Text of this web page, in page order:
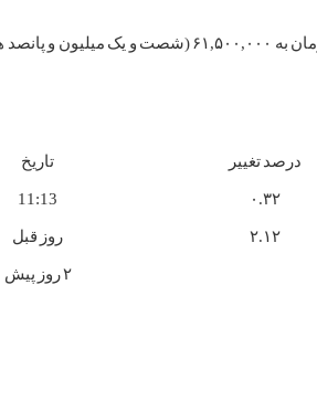
نیم سکه امروز با افزایش ۰.۳۲ درصدی، از ۶۱,۳۰۰,۰۰۰ (شصت و یک میلیون و سیصد هزار) تومان به
درصد تغییر تاریخ
۰.۳۲ 11:13
۲.۱۲ روز قبل
۲ روز پیش